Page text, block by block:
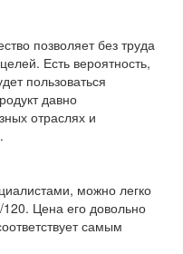
позволяет без труда
Есть вероятность,
пользоваться
давно
отраслях и
можно легко
Цена его довольно
самым